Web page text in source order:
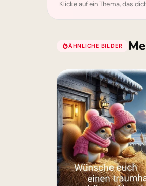
Klicke auf ein Thema, das
ÄHNLICHE BILDER